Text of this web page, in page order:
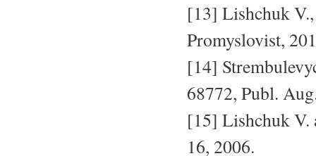
[13] Lishchuk
Promyslovist,
[14]
68772, Publ.
[15] Lishchuk V.
16, 2006.